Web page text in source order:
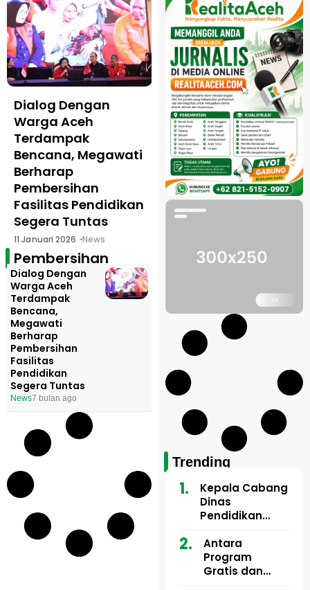
Dialog Dengan
Warga Aceh
Terdampak
Bencana, Megawati
Berharap
Pembersihan
Fasilitas Pendidikan
Segera Tuntas
11 Januari 2026 News
Pembersihan
Dialog Dengan
Warga Aceh
Terdampak
Bencana,
Megawati
Berharap
Pembersihan
Fasilitas
Pendidikan
Segera Tuntas
News7 bulan ago
Trending
Kepala Cabang
Dinas
Pendidikan
Utara Buka
Pelatihan Deep
Learning serta
Antara
Program
Gratis dan